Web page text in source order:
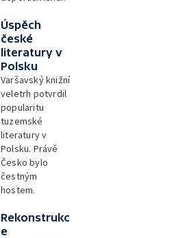
Úspěch
české
literatury v
Polsku
Varšavský knižní
veletrh potvrdil
popularitu
tuzemské
literatury v
Polsku. Právě
Česko bylo
čestným
hostem.
Rekonstrukc
e